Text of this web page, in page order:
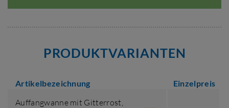
PRODUKTVARIANTEN
Artikelbezeichnung Einzelpreis
Auffangwanne mit Gitterrost,